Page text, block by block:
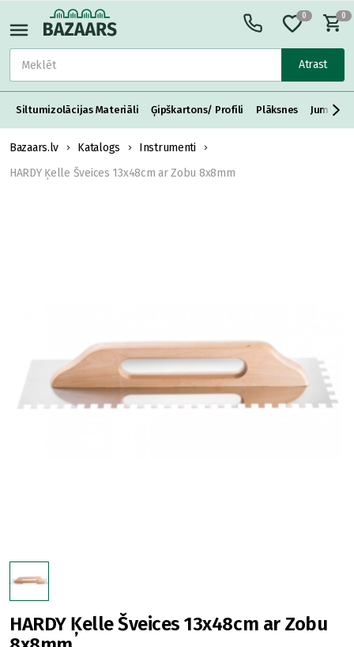
Atrast
0 0
Siltumizolācijas Materiāli Ģipškartons/ Profili Plāksnes Jumta
Bazaars.lv Katalogs
Instrumenti
HARDY Ķelle Šveices 13x48cm ar Zobu 8x8mm
HARDY Ķelle Šveices 13x48cm ar Zobu